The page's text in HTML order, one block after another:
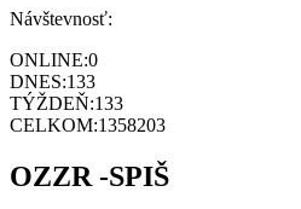
Návštevnosť:
ONLINE:0
DNES:133
TÝŽDEŇ:133
CELKOM:1358203
OZZR -SPIŠ